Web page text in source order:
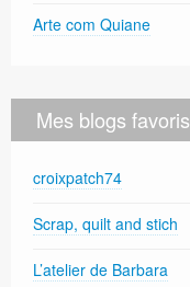
Arte com Quiane
Mes blogs favoris
croixpatch74
Scrap, quilt and stich
L’atelier de Barbara